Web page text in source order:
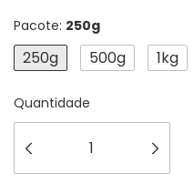
Pacote: 250g
250g 500g 1kg
Quantidade